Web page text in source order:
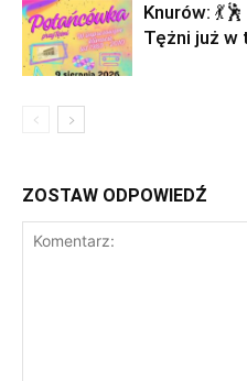
Knurów:
Tężni już w
ZOSTAW ODPOWIEDŹ